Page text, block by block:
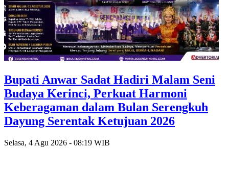
Bupati Anwar Sadat Hadiri Malam Seni
Budaya Kerinci, Perkuat Harmoni
Keberagaman dalam Bulan Serengkuh
Dayung Serentak Ketujuan 2026
Selasa, 4 Agu 2026 - 08:19 WIB